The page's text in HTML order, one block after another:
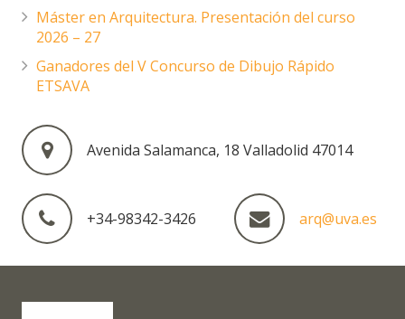
Máster en Arquitectura. Presentación del curso
2026 – 27
Ganadores del V Concurso de Dibujo Rápido
ETSAVA
Avenida Salamanca, 18 Valladolid 47014
+34-98342-3426 arq@uva.es